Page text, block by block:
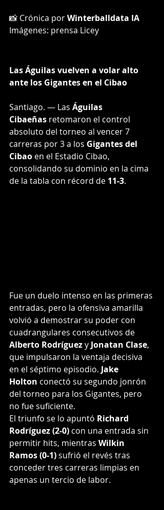
📸 Crónica por Winterballdata IA
Imágenes: prensa Licey
Las Águilas vuelven a volar alto
ante los Gigantes en el Cibao
Santiago. — Las Águilas
Cibaeñas retomaron el control
absoluto del torneo al vencer 7
carreras por 3 a los Gigantes del
Cibao en el Estadio Cibao,
consolidando su dominio en la cima
de la tabla con récord de 11-3.
Fue un duelo intenso en las primeras
entradas, pero la ofensiva amarilla
volvió a demostrar su poder con
cuadrangulares consecutivos de
Alberto Rodríguez y Jonatan Clase,
que impulsaron la ventaja decisiva
en el séptimo episodio. Jake
Holton conectó su segundo jonrón
del torneo para los Gigantes, pero
no fue suficiente.
El triunfo se lo apuntó Richard
Rodríguez (2-0) con una entrada sin
permitir hits, mientras Wilkin
Ramos (0-1) sufrió el revés tras
conceder tres carreras limpias en
apenas un tercio de labor.